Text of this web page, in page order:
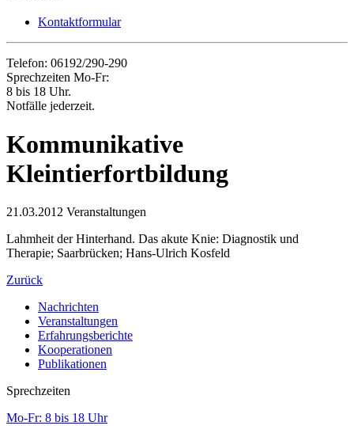
Kontaktformular
Telefon: 06192/290-290
Sprechzeiten Mo-Fr:
8 bis 18 Uhr.
Notfälle jederzeit.
Kommunikative
Kleintierfortbildung
21.03.2012 Veranstaltungen
Lahmheit der Hinterhand. Das akute Knie: Diagnostik und
Therapie; Saarbrücken; Hans-Ulrich Kosfeld
Zurück
Nachrichten
Veranstaltungen
Erfahrungsberichte
Kooperationen
Publikationen
Sprechzeiten
Mo-Fr: 8 bis 18 Uhr